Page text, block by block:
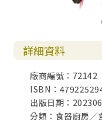
詳細資料
廠商編號：72142
ISBN：
出版日期：
分類：食器廚房／